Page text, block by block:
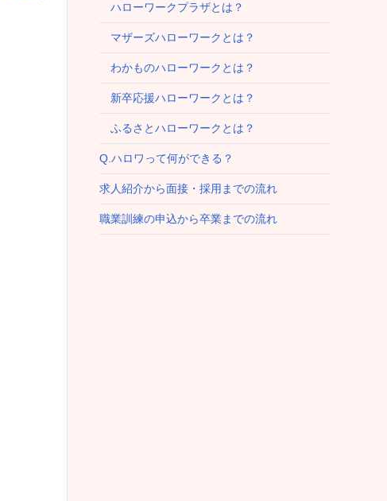
ハローワークプラザとは？
マザーズハローワークとは？
わかものハローワークとは？
新卒応援ハローワークとは？
ふるさとハローワークとは？
Q.ハロワって何ができる？
求人紹介から面接・採用までの流れ
職業訓練の申込から卒業までの流れ